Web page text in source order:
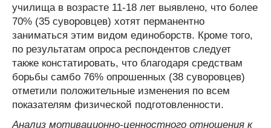
училища в возрасте 11-18 лет выявлено, что более
70% (35 суворовцев) хотят перманентно
заниматься этим видом единоборств. Кроме того,
по результатам опроса респондентов следует
также констатировать, что благодаря средствам
борьбы самбо 76% опрошенных (38 суворовцев)
отметили положительные изменения по всем
показателям физической подготовленности.
Анализ мотивационно-ценностного отношения к